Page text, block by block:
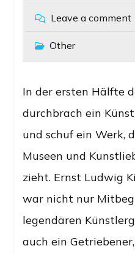
Leave a comment
Other
In der ersten Hälfte
durchbrach ein
und schuf ein Werk,
Museen und
zieht. Ernst Ludwig
war nicht nur
legendären
auch ein